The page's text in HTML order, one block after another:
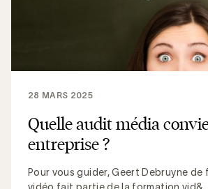
Quelle audit média
entreprise ?
Pour vous guider, Geert Debruyne de
28 MARS 2025